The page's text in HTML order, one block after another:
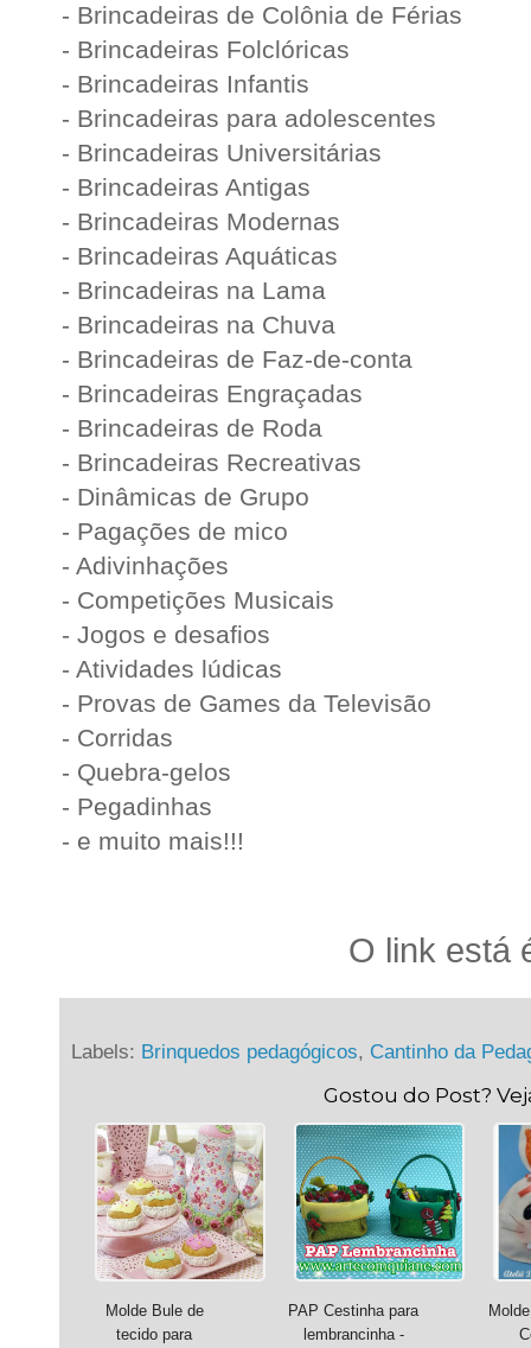
- Brincadeiras de Colônia de Férias
- Brincadeiras Folclóricas
- Brincadeiras Infantis
- Brincadeiras para adolescentes
- Brincadeiras Universitárias
- Brincadeiras Antigas
- Brincadeiras Modernas
- Brincadeiras Aquáticas
- Brincadeiras na Lama
- Brincadeiras na Chuva
- Brincadeiras de Faz-de-conta
- Brincadeiras Engraçadas
- Brincadeiras de Roda
- Brincadeiras Recreativas
- Dinâmicas de Grupo
- Pagações de mico
- Adivinhações
- Competições Musicais
- Jogos e desafios
- Atividades lúdicas
- Provas de Games da Televisão
- Corridas
- Quebra-gelos
- Pegadinhas
- e muito mais!!!
O link está
Labels: Brinquedos pedagógicos, Cantinho da
Gostou do Post?
Molde Bule de
tecido para
PAP Cestinha para
lembrancinha -